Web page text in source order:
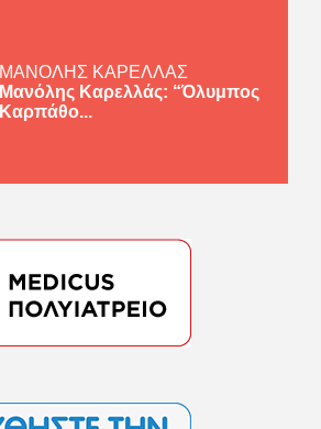
ΜΑΝΟΛΗΣ ΚΑΡΕΛΛΑΣ
Μανόλης Καρελλάς: “Όλυμπος
Καρπάθο...